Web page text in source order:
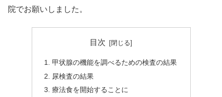
院でお願いしました。
目次
甲状腺の機能を調べるための検査の結果
尿検査の結果
療法食を開始することに